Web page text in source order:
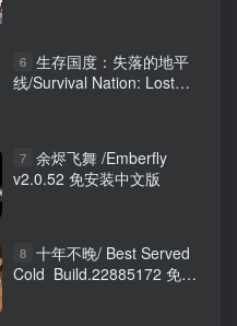
6 生存国度：失落的地平
线/Survival Nation: Lost
7 余烬飞舞 /Emberfly
v2.0.52 免安装中文版
8 十年不晚/ Best Served
Cold Build.22885172 免安